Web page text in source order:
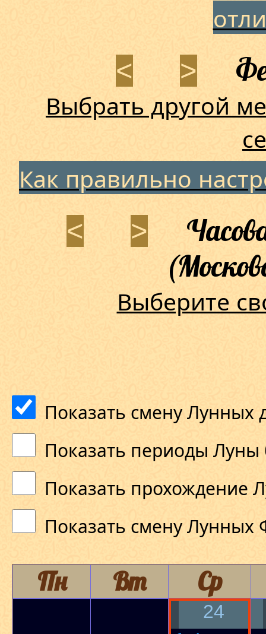
< >
Выбрать другой
Как правильно
< >
Выберите
Показать смену Лунных
Показать периоды Луны
Показать прохождение
Показать смену Лунных
Пн Вт Ср
24